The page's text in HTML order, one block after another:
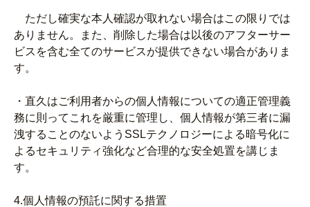
ただし確実な本人確認が取れない場合はこの限りでは
ありません。また、削除した場合は以後のアフターサー
ビスを含む全てのサービスが提供できない場合がありま
す。
・直久はご利用者からの個人情報についての適正管理義
務に則ってこれを厳重に管理し、個人情報が第三者に漏
洩することのないようSSLテクノロジーによる暗号化に
よるセキュリティ強化など合理的な安全処置を講じま
す。
4.個人情報の預託に関する措置